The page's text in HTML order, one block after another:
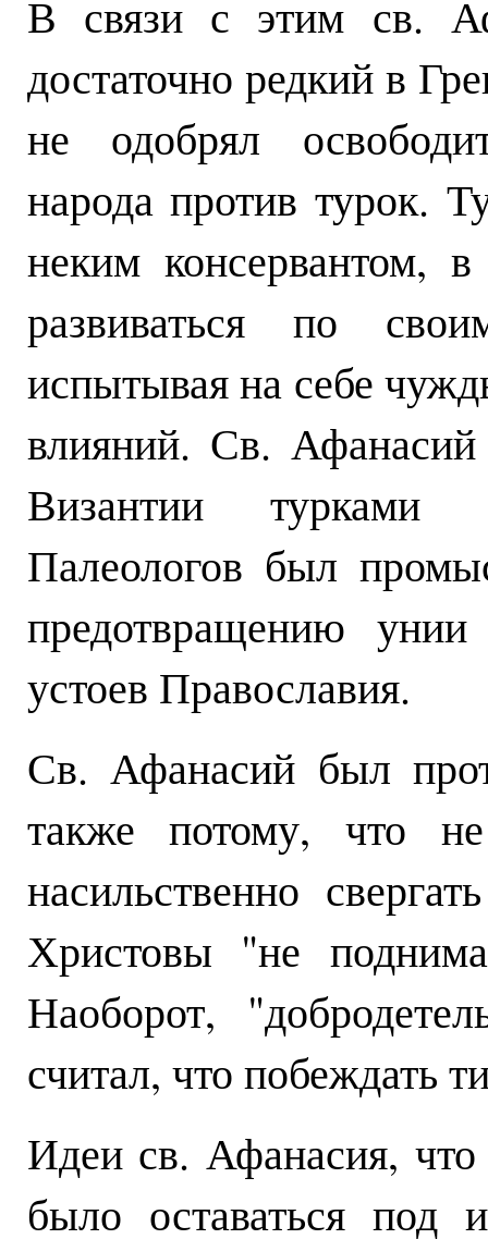
В связи с этим св.
достаточно редкий в
не одобрял
народа против турок.
неким консервантом,
развиваться по
испытывая на себе
влияний. Св. Афанасий
Византии турками
Палеологов был
предотвращению
устоев Православия.
Св. Афанасий был
также потому, что
насильственно
Христовы "не
Наоборот,
считал, что побеждать
Идеи св. Афанасия, что
было оставаться под